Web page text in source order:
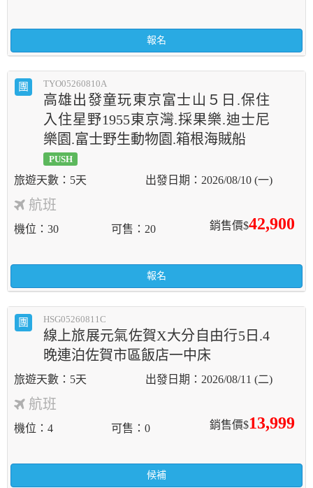
報名
團 TYO05260810A
高雄出發童玩東京富士山５日.保住
入住星野1955東京灣.採果樂.迪士尼
樂園.富士野生動物園.箱根海賊船
PUSH
5天 2026/08/10 (一)
航班
銷售價$42,900
機位 30 可售 20
報名
團 HSG05260811C
線上旅展元氣佐賀X大分自由行5日.4
晚連泊佐賀市區飯店一中床
5天 2026/08/11 (二)
航班
銷售價$13,999
機位 4 可售 0
候補